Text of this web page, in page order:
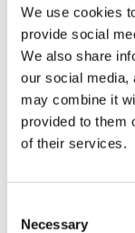
We use cookies
provide social
We also share
our social media,
may combine it
provided to them
of their services.
Selection
Necessary
Blended
Startdatum:
1 oktober 2026